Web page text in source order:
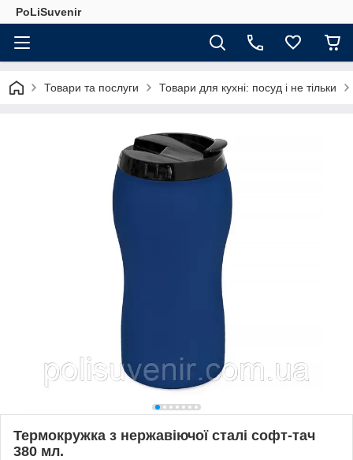
PoLiSuvenir
Товари та послуги Товари для кухні: посуд і не тільки
Термокружка з нержавіючої сталі софт-тач
380 мл.